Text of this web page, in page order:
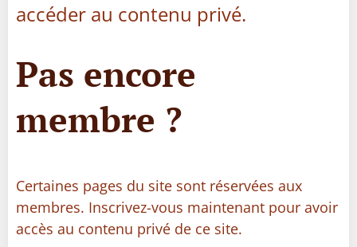
accéder au contenu privé.
Pas encore
membre ?
Certaines pages du site sont réservées aux
membres. Inscrivez-vous maintenant pour avoir
accès au contenu privé de ce site.